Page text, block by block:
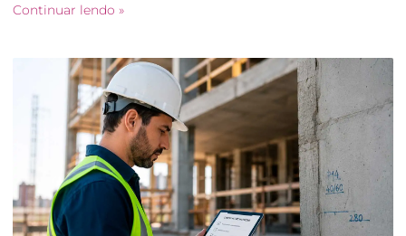
Continuar lendo »